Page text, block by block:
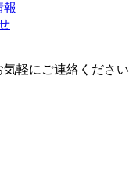
報
軽にご連絡ください